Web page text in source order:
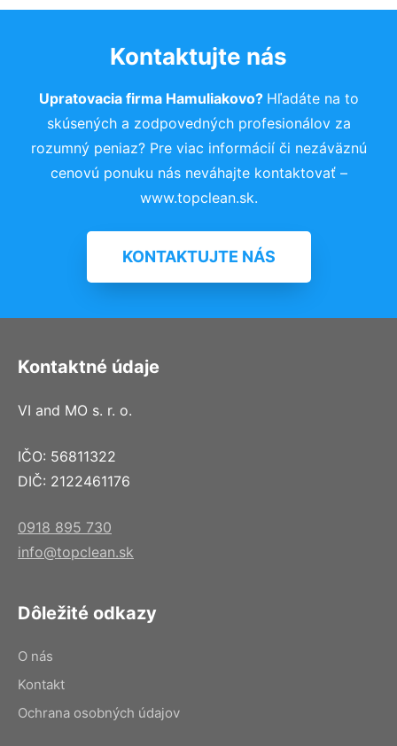
Kontaktujte nás
Upratovacia firma Hamuliakovo? Hľadáte na to
skúsených a zodpovedných profesionálov za
rozumný peniaz? Pre viac informácií či nezáväznú
cenovú ponuku nás neváhajte kontaktovať –
www.topclean.sk.
KONTAKTUJTE NÁS
Kontaktné údaje
VI and MO s. r. o.
IČO: 56811322
DIČ: 2122461176
0918 895 730
info@topclean.sk
Dôležité odkazy
O nás
Kontakt
Ochrana osobných údajov